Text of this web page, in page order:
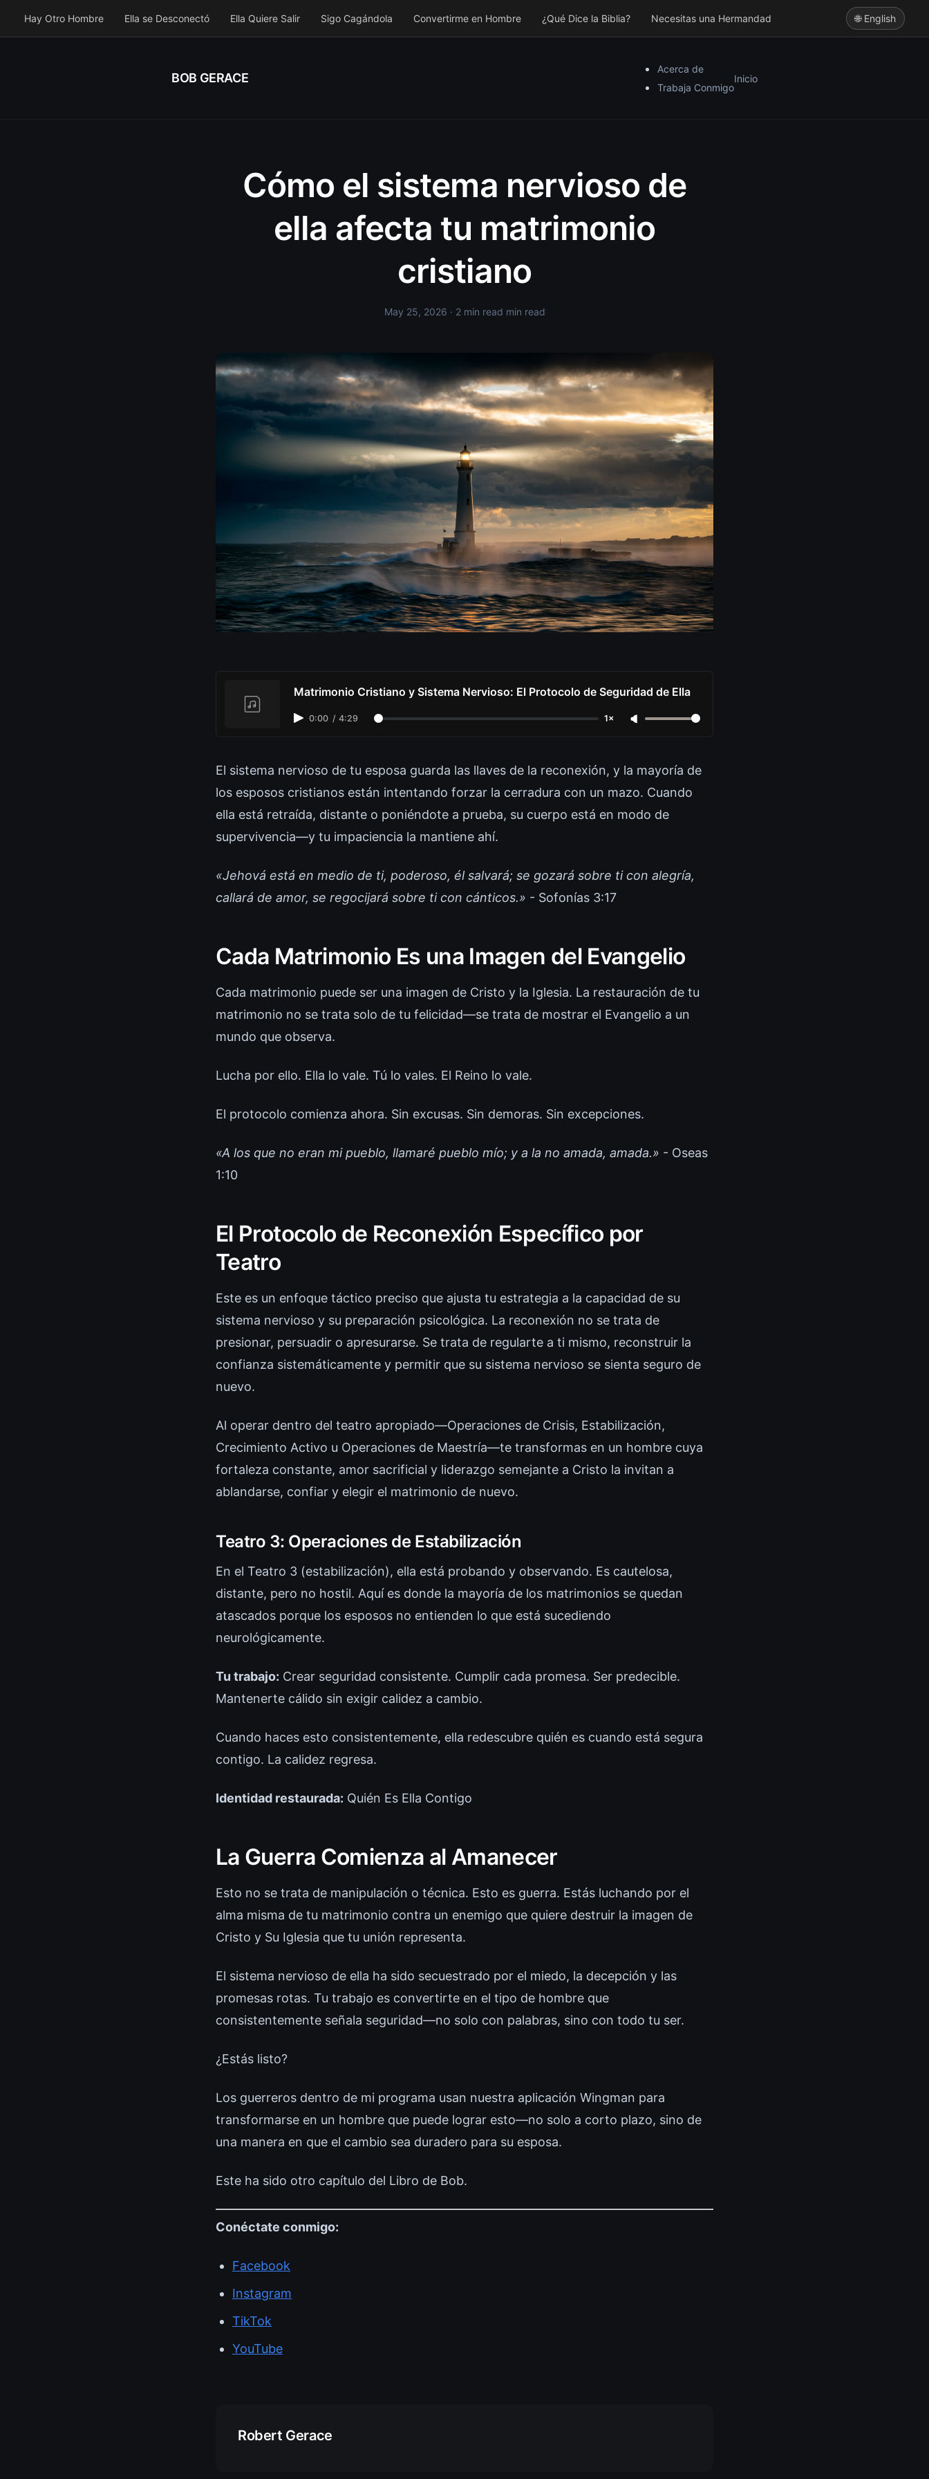
Hay Otro Hombre Ella se Desconectó Ella Quiere Salir Sigo Cagándola Convertirme en Hombre ¿Qué Dice la Biblia? Necesitas una Hermandad 🌐 English
BOB GERACE
Acerca de
Trabaja Conmigo
Inicio
Cómo el sistema nervioso de
ella afecta tu matrimonio
cristiano
May 25, 2026 · 2 min read min read
Matrimonio Cristiano y Sistema Nervioso: El Protocolo de Seguridad de Ella
0:00 / 4:29 1×
El sistema nervioso de tu esposa guarda las llaves de la reconexión, y la mayoría de
los esposos cristianos están intentando forzar la cerradura con un mazo. Cuando
ella está retraída, distante o poniéndote a prueba, su cuerpo está en modo de
supervivencia—y tu impaciencia la mantiene ahí.
«Jehová está en medio de ti, poderoso, él salvará; se gozará sobre ti con alegría,
callará de amor, se regocijará sobre ti con cánticos.» - Sofonías 3:17
Cada Matrimonio Es una Imagen del Evangelio
Cada matrimonio puede ser una imagen de Cristo y la Iglesia. La restauración de tu
matrimonio no se trata solo de tu felicidad—se trata de mostrar el Evangelio a un
mundo que observa.
Lucha por ello. Ella lo vale. Tú lo vales. El Reino lo vale.
El protocolo comienza ahora. Sin excusas. Sin demoras. Sin excepciones.
«A los que no eran mi pueblo, llamaré pueblo mío; y a la no amada, amada.» - Oseas
1:10
El Protocolo de Reconexión Específico por
Teatro
Este es un enfoque táctico preciso que ajusta tu estrategia a la capacidad de su
sistema nervioso y su preparación psicológica. La reconexión no se trata de
presionar, persuadir o apresurarse. Se trata de regularte a ti mismo, reconstruir la
confianza sistemáticamente y permitir que su sistema nervioso se sienta seguro de
nuevo.
Al operar dentro del teatro apropiado—Operaciones de Crisis, Estabilización,
Crecimiento Activo u Operaciones de Maestría—te transformas en un hombre cuya
fortaleza constante, amor sacrificial y liderazgo semejante a Cristo la invitan a
ablandarse, confiar y elegir el matrimonio de nuevo.
Teatro 3: Operaciones de Estabilización
En el Teatro 3 (estabilización), ella está probando y observando. Es cautelosa,
distante, pero no hostil. Aquí es donde la mayoría de los matrimonios se quedan
atascados porque los esposos no entienden lo que está sucediendo
neurológicamente.
Tu trabajo: Crear seguridad consistente. Cumplir cada promesa. Ser predecible.
Mantenerte cálido sin exigir calidez a cambio.
Cuando haces esto consistentemente, ella redescubre quién es cuando está segura
contigo. La calidez regresa.
Identidad restaurada: Quién Es Ella Contigo
La Guerra Comienza al Amanecer
Esto no se trata de manipulación o técnica. Esto es guerra. Estás luchando por el
alma misma de tu matrimonio contra un enemigo que quiere destruir la imagen de
Cristo y Su Iglesia que tu unión representa.
El sistema nervioso de ella ha sido secuestrado por el miedo, la decepción y las
promesas rotas. Tu trabajo es convertirte en el tipo de hombre que
consistentemente señala seguridad—no solo con palabras, sino con todo tu ser.
¿Estás listo?
Los guerreros dentro de mi programa usan nuestra aplicación Wingman para
transformarse en un hombre que puede lograr esto—no solo a corto plazo, sino de
una manera en que el cambio sea duradero para su esposa.
Este ha sido otro capítulo del Libro de Bob.
Conéctate conmigo:
Facebook
Instagram
TikTok
YouTube
Robert Gerace